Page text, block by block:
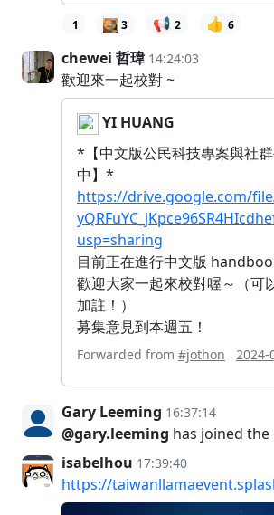
1 3 📢 2 👍 6
chewei 哲瑋 14:24:03
歡迎來一起校對 ~
YI HUANG
*【中文版公民科技專案與社
中】*
https://drive.google.com/
usp=sharing
目前正在進行中文版
歡迎大家一起來校對喔～（可
加註！）
募集意見到本週五！
Forwarded from #jothon 2024-
Gary Leeming 16:37:14
@gary.leeming has joined the
isabelhou 17:39:40
https://